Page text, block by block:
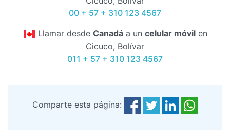
00 + 57 + 310 123 4567
Llamar desde Canadáa un celular móvilen
Cicuco, Bolívar
011 + 57 + 310 123 4567
Comparte esta página: